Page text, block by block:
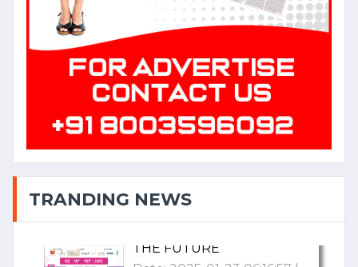
TRANDING NEWS
बजट २०२५-२६: टेक्सटाइल और गारमेंट
सौगात
Date: 2025-01-23 06:42:42 |
Category: Textile
TEXTILE
TRANSFORMATION: INDIA'S
STRATEGIC WEAVE INTO
Category: Textile